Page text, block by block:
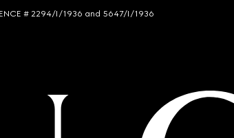
# 2294/I/1936 and 5647/I/1936